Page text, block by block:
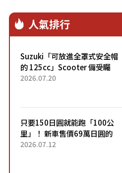
人氣排行
Suzuki「可放進全罩式安全帽
的 125cc」Scooter 備受矚
目！採用全新流線設計與各項
2026.07.20
只要150日圓就能跑「100公
里」！ 新車售價69萬日圓的
「3人座」Trike大受歡迎！ 順
2026.07.12